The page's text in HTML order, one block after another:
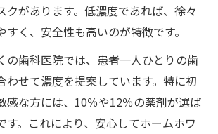
クがあります。低濃度であれば、徐々
すく、安全性も高いのが特徴です。
の歯科医院では、患者一人ひとりの歯
わせて濃度を提案しています。特に初
感な方には、10％や12％の薬剤が選ば
す。これにより、安心してホームホワ